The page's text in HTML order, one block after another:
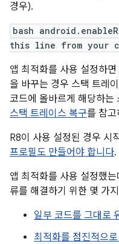
경우).
bash
this line from your
앱 최적화를 사용 설정하
을 바꾸는 경우 스택 트레
코드에 올바르게 해당하는
스택 트레이스 복구를 참고
R8이 사용 설정된 경우 시
프로필도 만들어야 합니다.
앱 최적화를 사용 설정했
류를 해결하기 위한 몇 가
일부 코드를 그대로
최적화를 점진적으